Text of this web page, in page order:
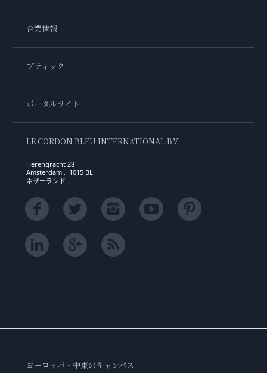
企業情報
ブティック
ポータルサイト
LE CORDON BLEU INTERNATIONAL B.V.
Herengracht 28
Amsterdam , 1015 BL
ネザーランド
ヨーロッパ・中東のキャンパス